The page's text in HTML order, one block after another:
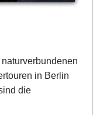
in Berlin
die